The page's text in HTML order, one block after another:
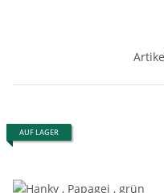
AUF LAGER